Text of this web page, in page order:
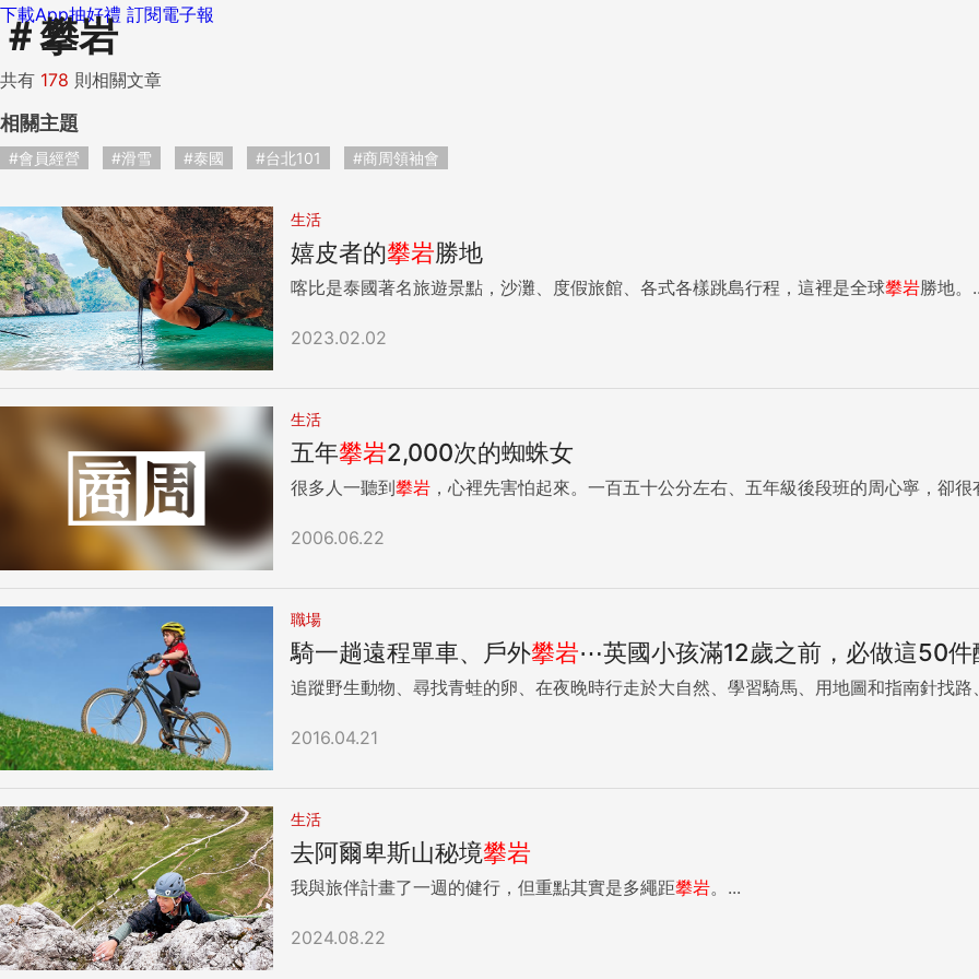
下載App抽好禮 訂閱電子報
＃攀岩
共有 178 則相關文章
相關主題
#會員經營 #滑雪 #泰國 #台北101 #商周領袖會
生活
嬉皮者的攀岩勝地
喀比是泰國著名旅遊景點，沙灘、度假旅館、各式各樣跳島行程，這裡是全球攀岩勝地。
2023.02.02
生活
五年攀岩2,000次的蜘蛛女
很多人一聽到攀岩 ，心裡先害怕起來。一百五十公分左右、五年級後段班的周心寧，卻很
2006.06.22
職場
騎一趟遠程單車、戶外攀岩⋯英國小孩滿12歲之前，必做這50件
追蹤野生動物、尋找青蛙的卵、在夜晚時行走於大自然、學習騎馬、用地圖和指南針找路
2016.04.21
生活
去阿爾卑斯山秘境攀岩
我與旅伴計畫了一週的健行，但重點其實是多繩距攀岩。...
2024.08.22